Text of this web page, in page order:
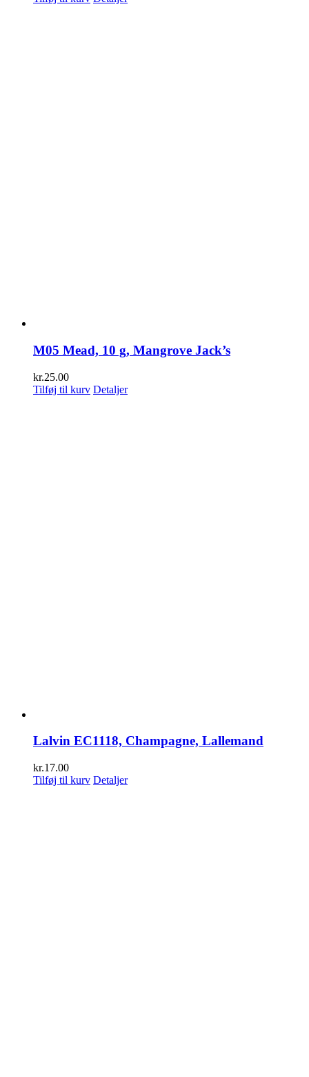
M05 Mead, 10 g, Mangrove Jack’s
kr.25.00
Tilføj til kurv Detaljer
Lalvin EC1118, Champagne, Lallemand
kr.17.00
Tilføj til kurv Detaljer